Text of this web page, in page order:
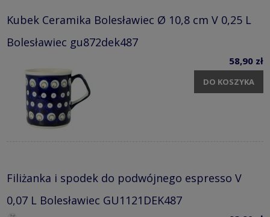
Kubek Ceramika Bolesławiec Ø 10,8 cm V 0,25 L
Bolesławiec gu872dek487
58,90 zł
DO KOSZYKA
Filiżanka i spodek do podwójnego espresso V
0,07 L Bolesławiec GU1121DEK487